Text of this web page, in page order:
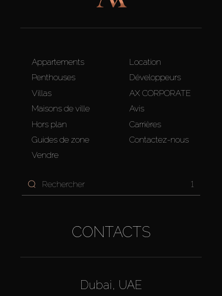
Appartements
Penthouses
Villas
Maisons de ville
Hors plan
Guides de zone
Vendre
Location
Développeurs
AX CORPORATE
Avis
Carrières
Contactez-nous
1
CONTACTS
Dubai, UAE